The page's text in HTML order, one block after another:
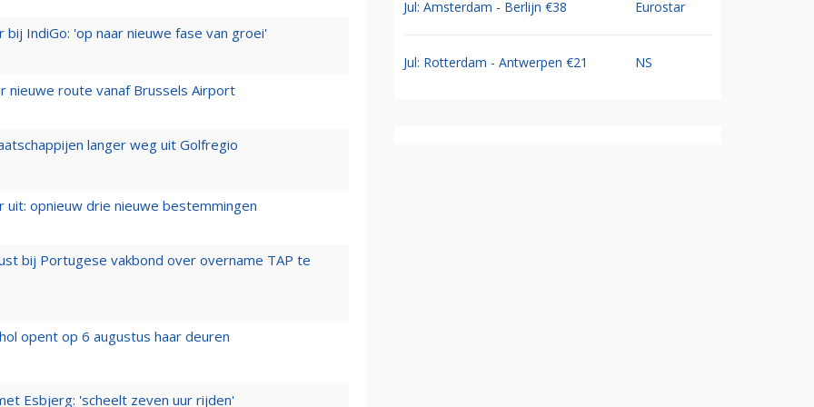
IndiGo: 'op naar nieuwe fase van groei'
nieuwe route vanaf Brussels Airport
langer weg uit Golfregio
opnieuw drie nieuwe bestemmingen
bij Portugese vakbond over overname TAP te
opent op 6 augustus haar deuren
Esbjerg: 'scheelt zeven uur rijden'
Jul: Amsterdam - Berlijn €38 Eurostar
Jul: Rotterdam - Antwerpen €21 NS